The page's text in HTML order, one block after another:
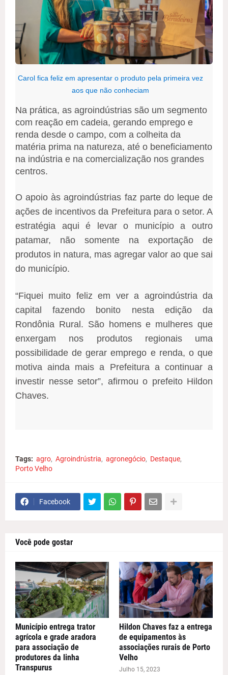
Carol fica feliz em apresentar o produto pela primeira vez
aos que não conheciam
Na prática, as agroindústrias são um segmento
com reação em cadeia, gerando emprego e
renda desde o campo, com a colheita da
matéria prima na natureza, até o beneficiamento
na indústria e na comercialização nos grandes
centros.
O apoio às agroindústrias faz parte do leque de
ações de incentivos da Prefeitura para o setor. A
estratégia aqui é levar o município a outro
patamar, não somente na exportação de
produtos in natura, mas agregar valor ao que sai
do município.
“Fiquei muito feliz em ver a agroindústria da
capital fazendo bonito nesta edição da
Rondônia Rural. São homens e mulheres que
enxergam nos produtos regionais uma
possibilidade de gerar emprego e renda, o que
motiva ainda mais a Prefeitura a continuar a
investir nesse setor”, afirmou o prefeito Hildon
Chaves.
Tags: agro Agroindrústria agronegócio
Destaque
Porto Velho
Facebook
Você pode gostar
Município entrega trator
agrícola e grade aradora
para associação de
produtores da linha
Transpurus
Hildon Chaves faz a entrega
de equipamentos às
associações rurais de Porto
Velho
Julho 15, 2023